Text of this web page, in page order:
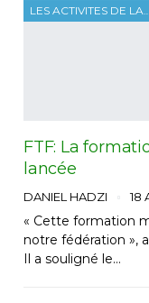
LES ACTIVITES DE LA FTF
FTF: La
lancée
DANIEL HADZI 18
« Cette formation
notre fédération »,
Il a souligné le…